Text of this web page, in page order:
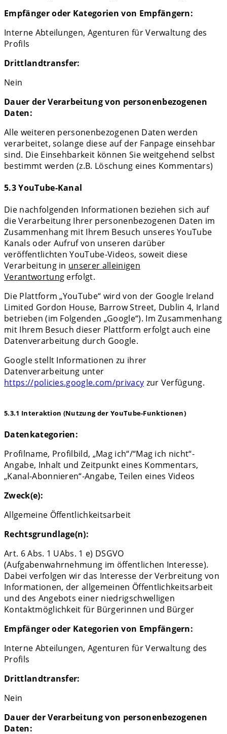
Empfänger oder Kategorien von Empfängern:
Interne Abteilungen, Agenturen für Verwaltung des
Profils
Drittlandtransfer:
Nein
Dauer der Verarbeitung von personenbezogenen
Daten:
Alle weiteren personenbezogenen Daten werden
verarbeitet, solange diese auf der Fanpage einsehbar
sind. Die Einsehbarkeit können Sie weitgehend selbst
bestimmt werden (z.B. Löschung eines Kommentars)
5.3 YouTube-Kanal
Die nachfolgenden Informationen beziehen sich auf
die Verarbeitung Ihrer personenbezogenen Daten im
Zusammenhang mit Ihrem Besuch unseres YouTube
Kanals oder Aufruf von unseren darüber
veröffentlichten YouTube-Videos, soweit diese
Verarbeitung in unserer alleinigen
Verantwortung erfolgt.
Die Plattform „YouTube“ wird von der Google Ireland
Limited Gordon House, Barrow Street, Dublin 4, Irland
betrieben (im Folgenden „Google“). Im Zusammenhang
mit Ihrem Besuch dieser Plattform erfolgt auch eine
Datenverarbeitung durch Google.
Google stellt Informationen zu ihrer
Datenverarbeitung unter
https://policies.google.com/privacy zur Verfügung.
5.3.1 Interaktion (Nutzung der YouTube-Funktionen)
Datenkategorien:
Profilname, Profilbild, „Mag ich“/“Mag ich nicht“-
Angabe, Inhalt und Zeitpunkt eines Kommentars,
„Kanal-Abonnieren“-Angabe, Teilen eines Videos
Zweck(e):
Allgemeine Öffentlichkeitsarbeit
Rechtsgrundlage(n):
Art. 6 Abs. 1 UAbs. 1 e) DSGVO
(Aufgabenwahrnehmung im öffentlichen Interesse).
Dabei verfolgen wir das Interesse der Verbreitung von
Informationen, der allgemeinen Öffentlichkeitsarbeit
und des Angebots einer niedrigschwelligen
Kontaktmöglichkeit für Bürgerinnen und Bürger
Empfänger oder Kategorien von Empfängern:
Interne Abteilungen, Agenturen für Verwaltung des
Profils
Drittlandtransfer:
Nein
Dauer der Verarbeitung von personenbezogenen
Daten: